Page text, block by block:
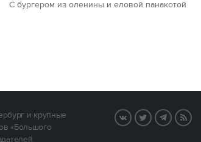
С бургером из оленины и еловой панакотой
и крупные
«Большого
VK TwitterTelegram
RSS